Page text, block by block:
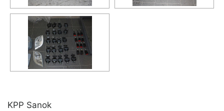
KPP Sanok